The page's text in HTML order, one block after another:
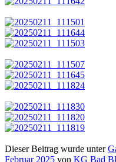
Dieser Beitrag wurde unter
Februar 2025 von KG Bad